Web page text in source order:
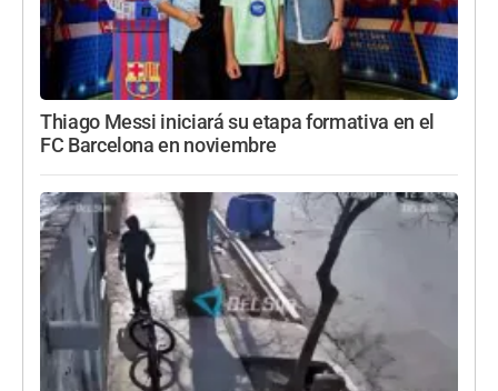
Thiago Messi iniciará su etapa formativa en el
FC Barcelona en noviembre